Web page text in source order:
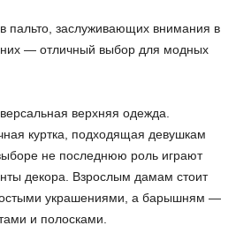
пальто, заслуживающих внимания в
— отличный выбор для модных
верхняя одежда.
куртка, подходящая девушкам
не последнюю роль играют
декора. Взрослым дамам стоит
украшениями, а барышням —
и полосками.